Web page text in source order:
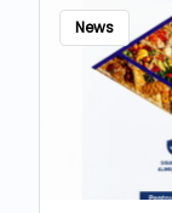
News